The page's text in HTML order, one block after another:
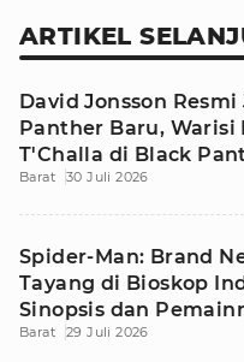
ARTIKEL
David Jonsson
Panther Baru, Warisi
T'Challa di Black
Barat 30 Juli 2026
Spider-Man: Brand
Tayang di Bioskop
Sinopsis dan
Barat 29 Juli 2026